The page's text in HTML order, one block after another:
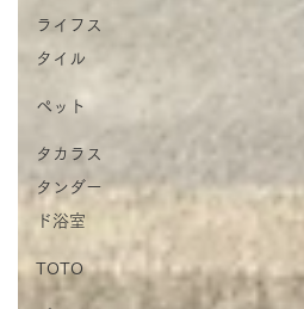
ライフス
タイル
ペット
タカラス
タンダー
ド浴室
TOTO